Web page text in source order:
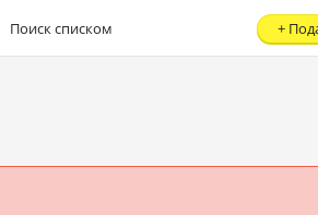
Поиск списком +